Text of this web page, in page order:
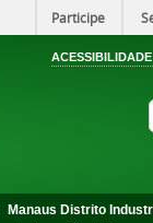
Participe
ACESSIBILIDADE
Manaus Distrito